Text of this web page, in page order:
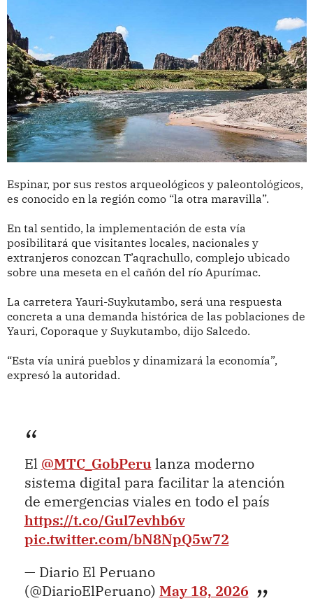
Espinar, por sus restos arqueológicos y paleontológicos,
es conocido en la región como “la otra maravilla”.
En tal sentido, la implementación de esta vía
posibilitará que visitantes locales, nacionales y
extranjeros conozcan T’aqrachullo, complejo ubicado
sobre una meseta en el cañón del río Apurímac.
La carretera Yauri-Suykutambo, será una respuesta
concreta a una demanda histórica de las poblaciones de
Yauri, Coporaque y Suykutambo, dijo Salcedo.
“Esta vía unirá pueblos y dinamizará la economía”,
expresó la autoridad.
El @MTC_GobPerulanza moderno
sistema digital para facilitar la atención
de emergencias viales en todo el país
https://t.co/Gul7evhb6v
pic.twitter.com/bN8NpQ5w72
— Diario El Peruano
(@DiarioElPeruano) May 18, 2026